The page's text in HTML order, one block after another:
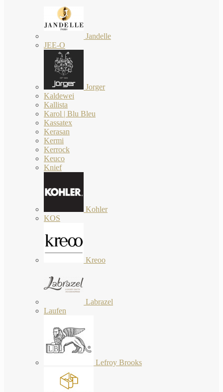
Jandelle
JEE-O
Jorger
Kaldewei
Kallista
Karol | Blu Bleu
Kassatex
Kerasan
Kermi
Kerrock
Keuco
Knief
Kohler
KOS
Kreoo
Labrazel
Laufen
Lefroy Brooks